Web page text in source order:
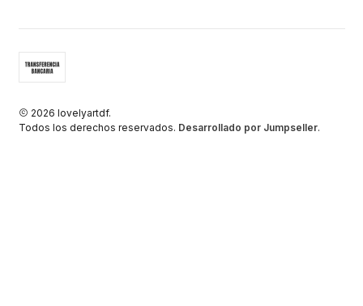
2026 lovelyartdf.
Todos los derechos reservados. Desarrollado por Jumpseller.